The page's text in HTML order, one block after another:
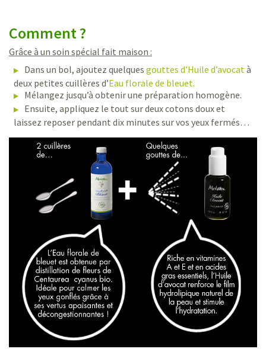
Comment ?
Grâce à un soin spécial fait maison :
Dans un bol, ajoutez quelques gouttes d’Huile d’avocatà
deux petites cuillères d’Eau florale de bleuet.
Mélangez jusqu’à obtenir une préparation homogène.
Ensuite, appliquez le tout sur deux cotons doux et
laissez reposer pendant dix minutes sur vos yeux fermés…